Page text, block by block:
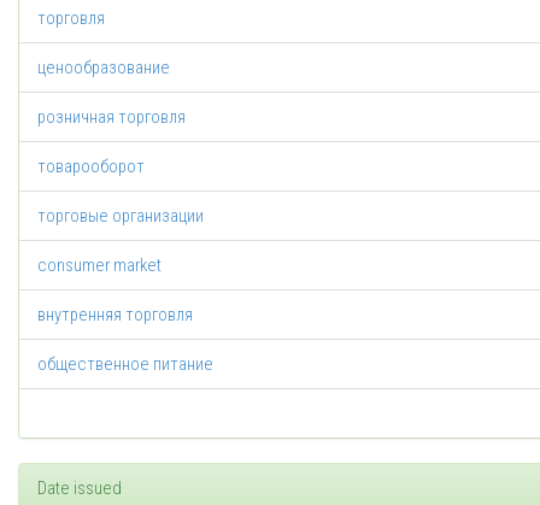
торговля
ценообразование
розничная торговля
товарооборот
торговые организации
consumer market
внутренняя торговля
общественное питание
Date issued